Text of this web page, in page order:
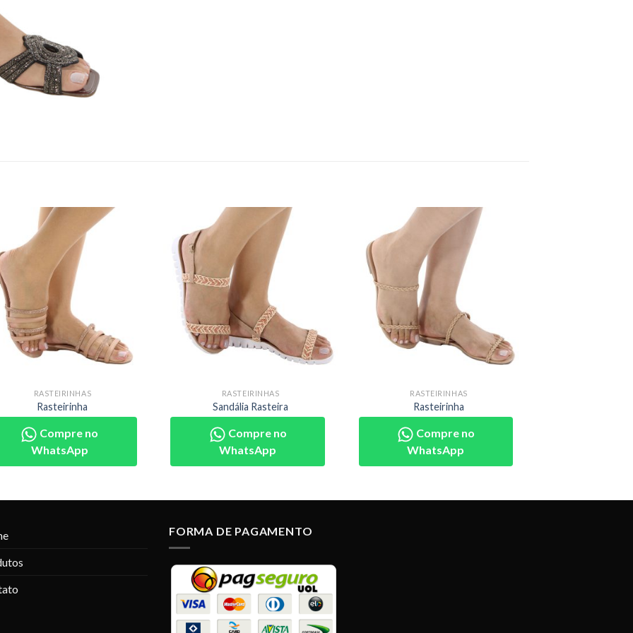
RASTEIRINHAS
Rasteirinha
Compre no
WhatsApp
RASTEIRINHAS
Sandália Rasteira
Compre no
WhatsApp
RASTEIRINHAS
Rasteirinha
Compre no
WhatsApp
FORMA DE PAGAMENTO